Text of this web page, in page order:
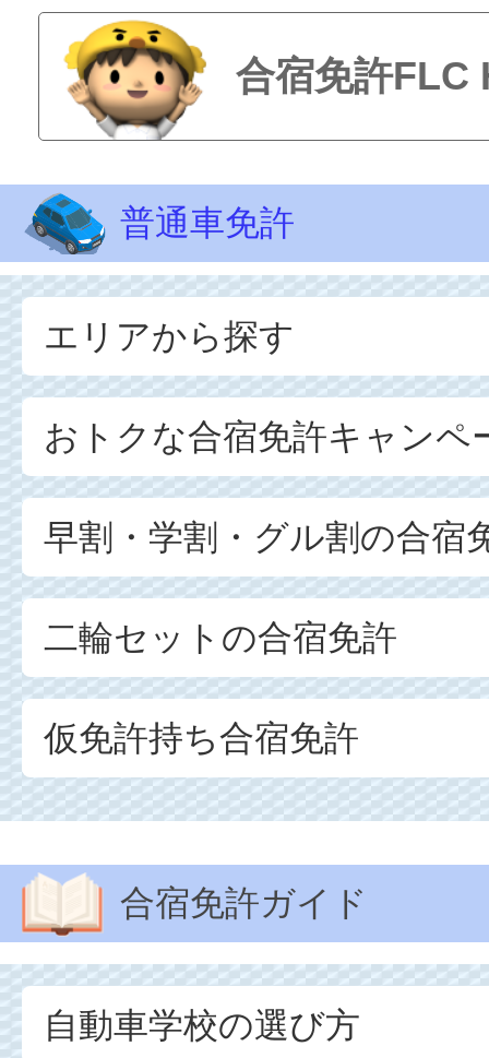
合宿免許FLC
普通車免許
エリアから探す
おトクな合宿免許キャンペ
早割・学割・グル割の合宿
二輪セットの合宿免許
仮免許持ち合宿免許
合宿免許ガイド
自動車学校の選び方